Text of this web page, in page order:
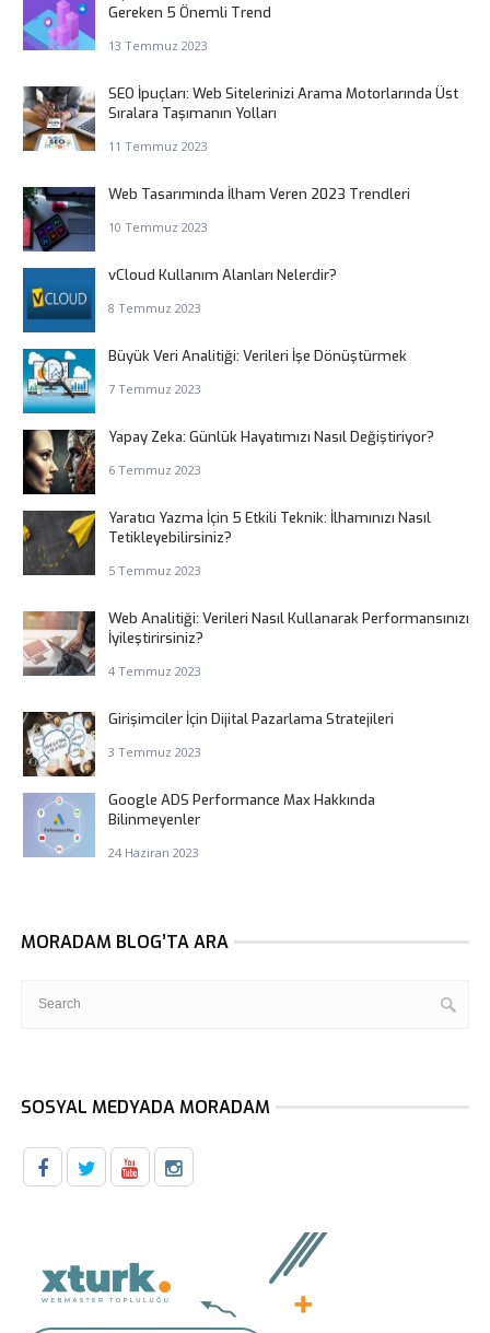
Gereken 5 Önemli Trend
13 Temmuz 2023
SEO İpuçları: Web Sitelerinizi Arama Motorlarında Üst
Sıralara Taşımanın Yolları
11 Temmuz 2023
Web Tasarımında İlham Veren 2023 Trendleri
10 Temmuz 2023
vCloud Kullanım Alanları Nelerdir?
8 Temmuz 2023
Büyük Veri Analitiği: Verileri İşe Dönüştürmek
7 Temmuz 2023
Yapay Zeka: Günlük Hayatımızı Nasıl Değiştiriyor?
6 Temmuz 2023
Yaratıcı Yazma İçin 5 Etkili Teknik: İlhamınızı Nasıl
Tetikleyebilirsiniz?
5 Temmuz 2023
Web Analitiği: Verileri Nasıl Kullanarak Performansınızı
İyileştirirsiniz?
4 Temmuz 2023
Girişimciler İçin Dijital Pazarlama Stratejileri
3 Temmuz 2023
Google ADS Performance Max Hakkında
Bilinmeyenler
24 Haziran 2023
MORADAM BLOG’TA ARA
SOSYAL MEDYADA MORADAM